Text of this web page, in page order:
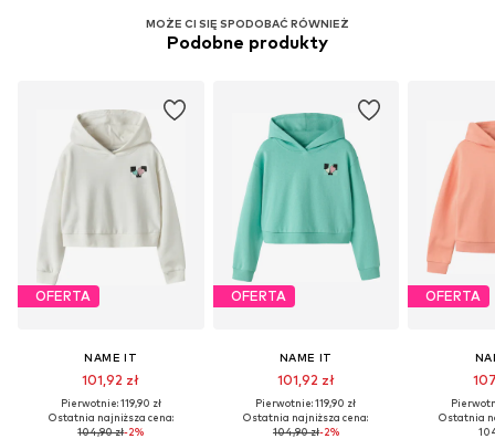
MOŻE CI SIĘ SPODOBAĆ RÓWNIEŻ
Podobne produkty
OFERTA
NAME IT
101,92 zł
Pierwotnie: 119,90 zł
Ostatnia najniższa cena:
104,90 zł-2%
OFERTA
NAME IT
101,92 zł
Pierwotnie: 119,90 zł
Ostatnia najniższa cena:
104,90 zł-2%
OFERTA
Ostatnia